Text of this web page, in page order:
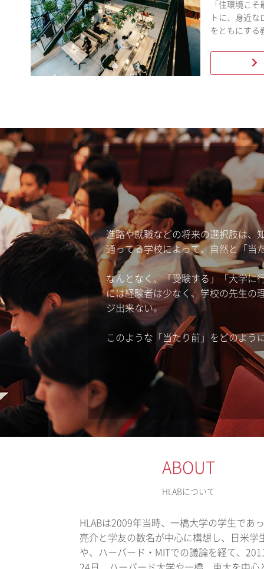
「住環境こ
トに、身近
をともにする
進路や就職などの将来の選択肢は、
通ってる学校によって、自然と「当
なんとなく、「受験する」「大学に
には経験者は少なく、学校の先生の
ジ出来ない。
このような「当たり前」をどのよう
ABOUT
HLABについて
HLABは2009年当時、一橋大学の学生であ
亮介と学友の数名が中心に構想し、日米学
や、ハーバード・MITでの議論を経て、
24日、ハーバード大学や一橋、東大を中心